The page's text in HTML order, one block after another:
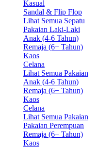
Kasual
Sandal & Flip Flop
Lihat Semua Sepatu
Pakaian Laki-Laki
Anak (4-6 Tahun)
Remaja (6+ Tahun)
Kaos
Celana
Lihat Semua Pakaian
Anak (4-6 Tahun)
Remaja (6+ Tahun)
Kaos
Celana
Lihat Semua Pakaian
Pakaian Perempuan
Remaja (6+ Tahun)
Kaos